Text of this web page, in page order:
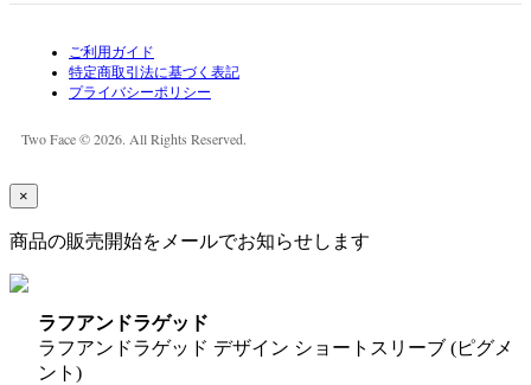
ご利用ガイド
特定商取引法に基づく表記
プライバシーポリシー
Two Face © 2026. All Rights Reserved.
×
商品の販売開始をメールでお知らせします
ラフアンドラゲッド
ラフアンドラゲッド デザイン ショートスリーブ (ピグメ
ント)